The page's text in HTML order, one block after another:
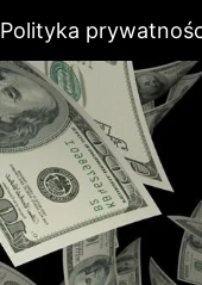
Polityka